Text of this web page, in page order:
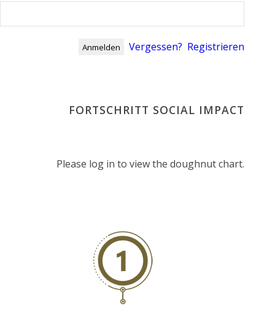
Vergessen? Registrieren
FORTSCHRITT SOCIAL IMPACT
Please log in to view the doughnut chart.